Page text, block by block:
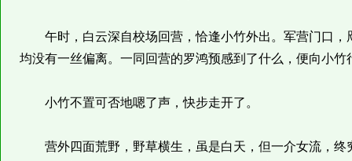
午时，白云深自校场回营，恰逢小竹外出。军营门口，
均没有一丝偏离。一同回营的罗鸿预感到了什么，便向小竹
小竹不置可否地嗯了声，快步走开了。
营外四面荒野，野草横生，虽是白天，但一介女流，终